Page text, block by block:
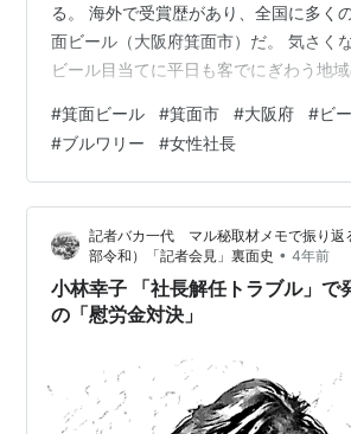
る。 海外で受賞歴があり、全国に多く
面ビール（大阪府箕面市）だ。 気さく
ビール目当てに平日も客でにぎわう地
が特徴のビールを武器に売り上げを伸
www.minoh-beer.jp 箕面ビール ピルス
クラフトビール 箕面ビール Amazon 箕
ト 330ml×3本 クラフトビール 箕面ビ
ビール ヴァイツェン 330ml 箕面…
#箕面ビール #箕面市 #大阪府 #ビ
#ブルワリー #女性社長
記者バカ一代 マル秘取材メモで振り返
部令和）「記者会見」裏面史 • 4年前
小林幸子 「社長解任トラブル」で発覚したドロ沼
の「慰労金対決」